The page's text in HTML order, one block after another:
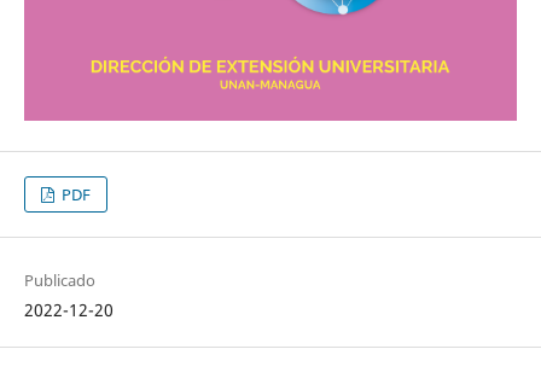
PDF
Publicado
2022-12-20